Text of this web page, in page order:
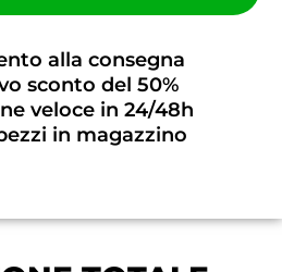
alla consegna
sconto del 50%
veloce in 24/48h
in magazzino